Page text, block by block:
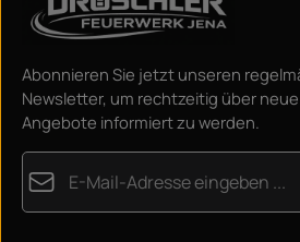
Abonnieren Sie jetzt unseren
Newsletter, um rechtzeitig über
Angebote informiert zu werden.
E-Mail-Adresse*